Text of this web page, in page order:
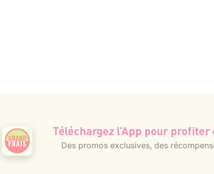
Téléchargez l’App pour profiter
Des promos exclusives, des